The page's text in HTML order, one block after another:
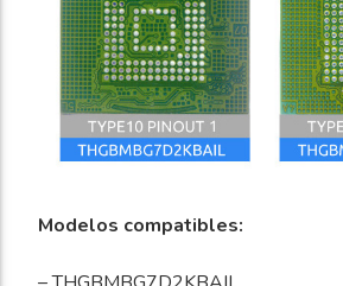
Modelos compatibles: